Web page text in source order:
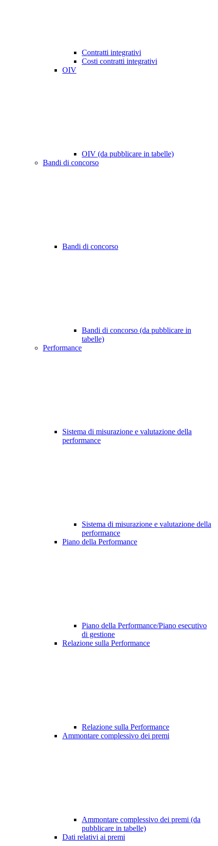
Contratti integrativi
Costi contratti integrativi
OIV
OIV (da pubblicare in tabelle)
Bandi di concorso
Bandi di concorso
Bandi di concorso (da pubblicare in
tabelle)
Performance
Sistema di misurazione e valutazione della
performance
Sistema di misurazione e valutazione della
performance
Piano della Performance
Piano della Performance/Piano esecutivo
di gestione
Relazione sulla Performance
Relazione sulla Performance
Ammontare complessivo dei premi
Ammontare complessivo dei premi (da
pubblicare in tabelle)
Dati relativi ai premi